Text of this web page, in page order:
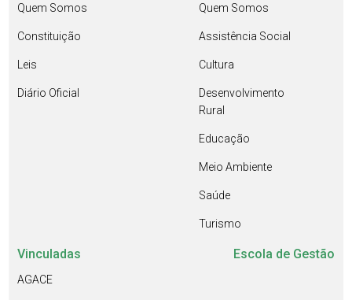
Quem Somos
Constituição
Leis
Diário Oficial
Quem Somos
Assistência Social
Cultura
Desenvolvimento
Rural
Educação
Meio Ambiente
Saúde
Turismo
Vinculadas
AGACE
Escola de Gestão